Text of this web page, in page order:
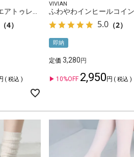
（4）
税込
VIVIAN
5.0 （2）
即納
定価 3,280
10%OFF 2,950 税込